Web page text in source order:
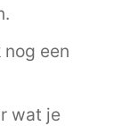
een
wat je